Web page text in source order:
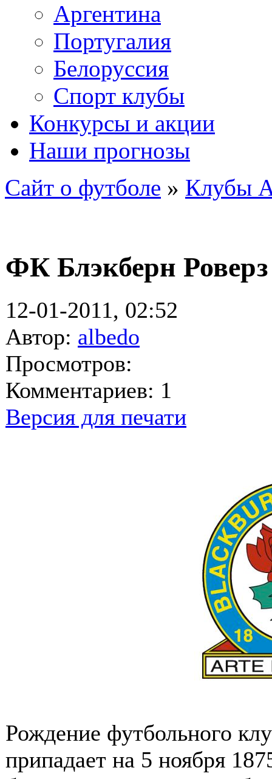
Аргентина
Португалия
Белоруссия
Спорт клубы
Конкурсы и акции
Наши прогнозы
Сайт о футболе » Клубы
ФК Блэкберн Роверз
12-01-2011, 02:52
Автор: albedo
Просмотров:
Комментариев: 1
Версия для печати
Рождение футбольного
припадает на 5 ноября